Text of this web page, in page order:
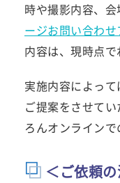
時や撮影内容、
ージお問い合わ
内容は、現時点で
実施内容によっ
ご提案をさせて
ろんオンラインで
＜ご依頼